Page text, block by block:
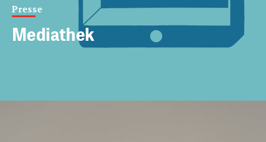
Presse
Mediathek